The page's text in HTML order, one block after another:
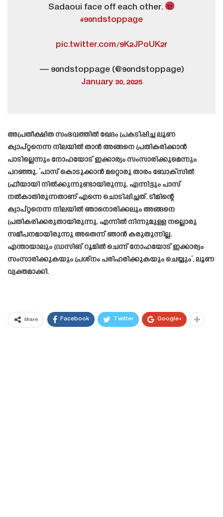
Sadaoui face off each other.
#90ndstoppage
pic.twitter.com/9K2JPoUK2r
— 90ndstoppage (@90ndstoppage)
January 30, 2025
അപ്രതീക്ഷിത സംഭവത്തില്‍ ഖേദം പ്രകടിപ്പിച്ച ലൂണ
ക്യാപ്റ്റനെന്ന നിലയില്‍ താന്‍ അങ്ങനെ പ്രതികരിക്കാന്‍
പാടില്ലെന്നും നോഹയോട് ഇക്കാര്യം സംസാരിക്കുമെന്നും
പറഞ്ഞു. ‘പാസ് കൊടുക്കാന്‍ മറ്റൊരു താരം ബോക്‌സില്‍
ഫ്രീയായി നില്‍ക്കുന്നുണ്ടായിരുന്നു. എന്നിട്ടും പാസ്
നല്‍കാതിരുന്നതാണ് എന്നെ ചൊടിപ്പിച്ചത്. ടീമിന്റെ
ക്യാപ്റ്റനെന്ന നിലയില്‍ ഞാനൊരിക്കലും അങ്ങനെ
പ്രതികരിക്കരുതായിരുന്നു. എന്നില്‍ നിന്നുമുള്ള നല്ലൊരു
സമീപനമായിരുന്നു അതെന്ന് ഞാന്‍ കരുതുന്നില്ല.
എന്തായാലും ഡ്രസിങ് റൂമില്‍ ചെന്ന് നോഹയോട് ഇക്കാര്യം
സംസാരിക്കുകയും പ്രശ്‌നം പരിഹരിക്കുകയും ചെയ്യും’, ലൂണ
വ്യക്തമാക്കി.
Share Facebook Twitter Google+